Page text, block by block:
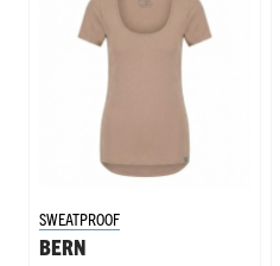
SWEATPROOF
BERN